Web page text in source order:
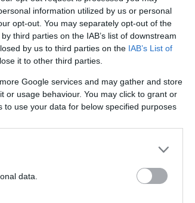
information utilized by us or personal
opt-out. You may separately opt-out of the
third parties on the IAB’s list of downstream
by us to third parties on the IAB’s List of
it to other third parties.
Google services and may gather and store
or usage behaviour. You may click to grant or
use your data for below specified purposes
data.